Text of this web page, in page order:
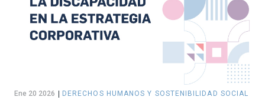
Ene 20 2026 DERECHOS HUMANOS Y SOSTENIBILIDAD SOCIAL